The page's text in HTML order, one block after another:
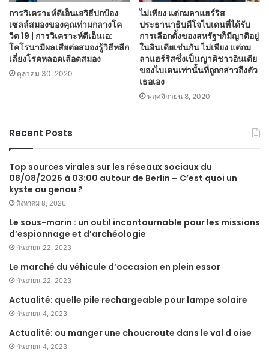
การวิเคราะห์ดีเอ็นเอวิธีปกป้อง
เซลล์สมองของคุณท่ามกลางโค
วิด 19 | การวิเคราะห์ดีเอ็นเอ:
โคโรนามีผลเสียต่อสมองรู้วิธีหลีก
เลี่ยงโรคหลอดเลือดสมอง
ตุลาคม 30, 2020
ไม่เพียง แต่กมลาแฮร์ริส
ประธานาธิบดีโจไบเดนที่ได้รับ
การเลือกตั้งของสหรัฐฯก็มีญาติอยู่
ในอินเดียเช่นกัน ไม่เพียง แต่กม
ลาแฮร์ริสซึ่งเป็นญาติชาวอินเดีย
ของไบเดนเท่านั้นที่ถูกกล่าวถึงตัว
เธอเอง
พฤศจิกายน 8, 2020
Recent Posts
Top sources virales sur les réseaux sociaux du
08/08/2026 à 03:00 autour de Berlin – C’est quoi un
kyste au genou ?
สิงหาคม 8, 2026
Le sous-marin : un outil incontournable pour les missions
d’espionnage et d’archéologie
กันยายน 22, 2023
Le marché du véhicule d’occasion en plein essor
กันยายน 22, 2023
Actualité: quelle pile rechargeable pour lampe solaire
กันยายน 4, 2023
Actualité: ou manger une choucroute dans le val d oise
กันยายน 4, 2023